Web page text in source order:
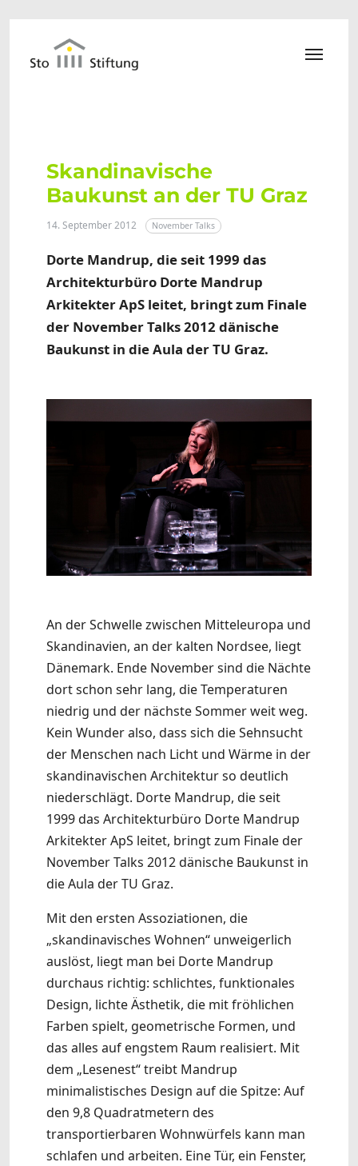
Skandinavische
Baukunst an der TU Graz
14. September 2012 November Talks
Dorte Mandrup, die seit 1999 das
Architekturbüro Dorte Mandrup
Arkitekter ApS leitet, bringt zum Finale
der November Talks 2012 dänische
Baukunst in die Aula der TU Graz.
An der Schwelle zwischen Mitteleuropa und
Skandinavien, an der kalten Nordsee, liegt
Dänemark. Ende November sind die Nächte
dort schon sehr lang, die Temperaturen
niedrig und der nächste Sommer weit weg.
Kein Wunder also, dass sich die Sehnsucht
der Menschen nach Licht und Wärme in der
skandinavischen Architektur so deutlich
niederschlägt. Dorte Mandrup, die seit
1999 das Architekturbüro Dorte Mandrup
Arkitekter ApS leitet, bringt zum Finale der
November Talks 2012 dänische Baukunst in
die Aula der TU Graz.
Mit den ersten Assoziationen, die
„skandinavisches Wohnen“ unweigerlich
auslöst, liegt man bei Dorte Mandrup
durchaus richtig: schlichtes, funktionales
Design, lichte Ästhetik, die mit fröhlichen
Farben spielt, geometrische Formen, und
das alles auf engstem Raum realisiert. Mit
dem „Lesenest“ treibt Mandrup
minimalistisches Design auf die Spitze: Auf
den 9,8 Quadratmetern des
transportierbaren Wohnwürfels kann man
schlafen und arbeiten. Eine Tür, ein Fenster,